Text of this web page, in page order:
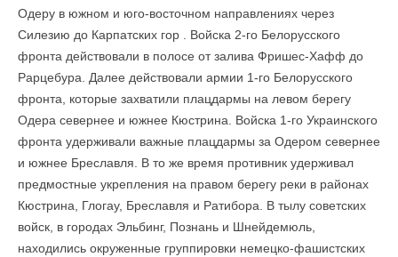
Одеру в южном и юго-восточном направлениях через
Силезию до Карпатских гор . Войска 2-го Белорусского
фронта действовали в полосе от залива Фришес-Хафф до
Рарцебура. Далее действовали армии 1-го Белорусского
фронта, которые захватили плацдармы на левом берегу
Одера севернее и южнее Кюстрина. Войска 1-го Украинского
фронта удерживали важные плацдармы за Одером севернее
и южнее Бреславля. В то же время противник удерживал
предмостные укрепления на правом берегу реки в районах
Кюстрина, Глогау, Бреславля и Ратибора. В тылу советских
войск, в городах Эльбинг, Познань и Шнейдемюль,
находились окруженные группировки немецко-фашистских